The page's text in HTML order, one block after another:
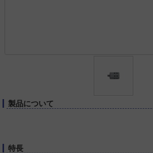
製品について
特長